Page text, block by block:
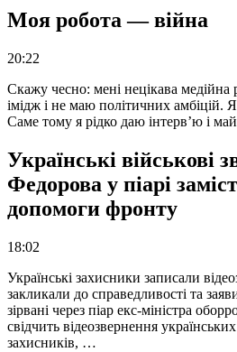
Моя робота — війна
20:22
Скажу чесно: мені нецікава
імідж і не маю політичних амбіцій.
Саме тому я рідко даю інтерв’ю і
Українські військові
Федорова у піарі
допомоги фронту
18:02
Українські захисники записали
закликали до справедливості та
зірвані через піар екс-міністра
свідчить відеозвернення
захисників, …